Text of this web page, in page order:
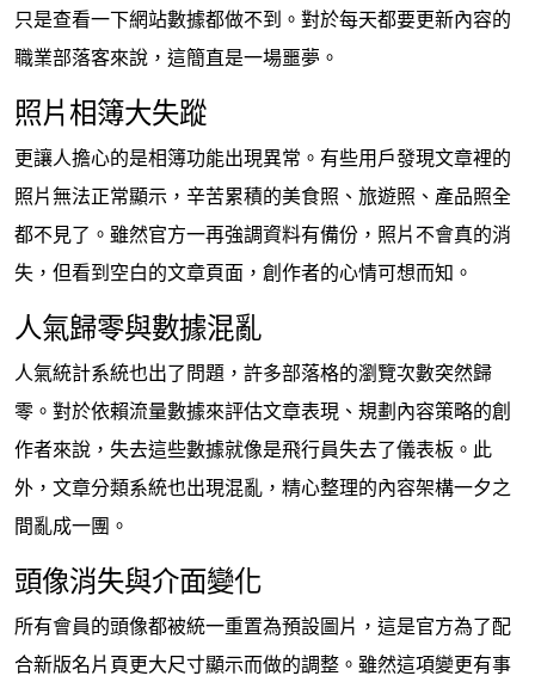
只是查看一下網站數據都做不到。對於每天都要更新內容的
職業部落客來說，這簡直是一場噩夢。
照片相簿大失蹤
更讓人擔心的是相簿功能出現異常。有些用戶發現文章裡的
照片無法正常顯示，辛苦累積的美食照、旅遊照、產品照全
都不見了。雖然官方一再強調資料有備份，照片不會真的消
失，但看到空白的文章頁面，創作者的心情可想而知。
人氣歸零與數據混亂
人氣統計系統也出了問題，許多部落格的瀏覽次數突然歸
零。對於依賴流量數據來評估文章表現、規劃內容策略的創
作者來說，失去這些數據就像是飛行員失去了儀表板。此
外，文章分類系統也出現混亂，精心整理的內容架構一夕之
間亂成一團。
頭像消失與介面變化
所有會員的頭像都被統一重置為預設圖片，這是官方為了配
合新版名片頁更大尺寸顯示而做的調整。雖然這項變更有事